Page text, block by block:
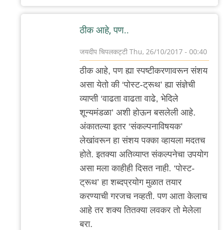
जंतू
ठीक आहे, पण..
जयदीप चिपलकट्टी Thu, 26/10/2017 - 00:40
In
reply
संकल्पनाविषयक
by
चिंतातुर
जंतू
ठीक आहे, पण ह्या स्पष्टीकरणावरून संशय
असा येतो की ‘पोस्ट-ट्रूथ’ ह्या संज्ञेची
व्याप्ती ‘वाढता वाढता वाढे, भेदिले
शून्यमंडळा’ अशी होऊन बसलेली आहे.
अंकातल्या इतर ‘संकल्पनाविषयक’
लेखांवरून हा संशय पक्का व्हायला मदतच
होते. इतक्या अतिव्याप्त संकल्पनेचा उपयोग
असा मला काहीही दिसत नाही. ‘पोस्ट-
ट्रूथ’ हा शब्दप्रयोग मुळात तयार
करण्याची गरजच नव्हती. पण आता केलाच
आहे तर शक्य तितक्या लवकर तो मेलेला
बरा.